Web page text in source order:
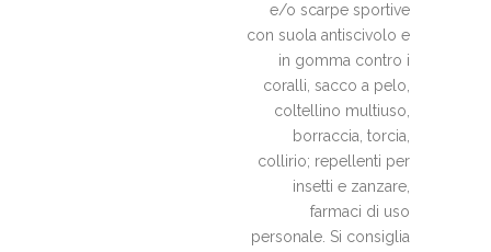
e/o scarpe sportive
con suola antiscivolo e
in gomma contro i
coralli, sacco a pelo,
coltellino multiuso,
borraccia, torcia,
collirio; repellenti per
insetti e zanzare,
farmaci di uso
personale. Si consiglia